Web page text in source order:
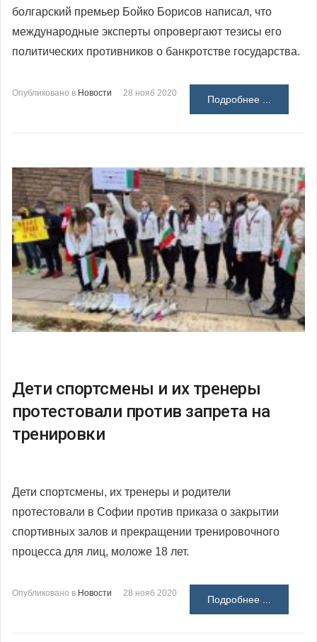
болгарский премьер Бойко Борисов написал, что
международные эксперты опровергают тезисы его
политических противников о банкротстве государства.
Опубликовано в Новости 28 нояб 2020
Подробнее ...
Дети спортсмены и их тренеры
протестовали против запрета на
тренировки
Дети спортсмены, их тренеры и родители
протестовали в Софии против приказа о закрытии
спортивных залов и прекращении тренировочного
процесса для лиц, моложе 18 лет.
Опубликовано в Новости 28 нояб 2020
Подробнее ...